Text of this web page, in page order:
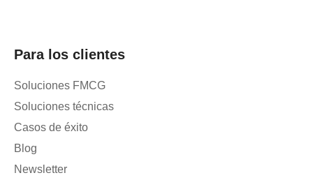
Para los clientes
Soluciones FMCG
Soluciones técnicas
Casos de éxito
Blog
Newsletter